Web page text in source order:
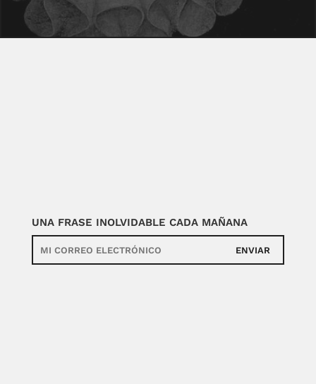
UNA FRASE INOLVIDABLE CADA MAÑANA
ENVIAR